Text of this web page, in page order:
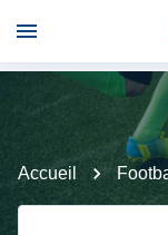
Accueil